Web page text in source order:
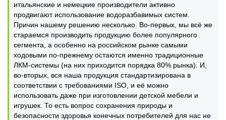
итальянские и немецкие производители активно
продвигают использование водоразбавимых систем.
Причин нашему решению несколько. Во-первых, мы всё же
стараемся производить продукцию более популярного
сегмента, а особенно на российском рынке самыми
ходовыми по-прежнему остаются именно традиционные
ЛКМ-системы (на них приходится порядка 80% рынка). И,
во-вторых, вся наша продукция стандартизирована в
соответствии с требованиями ISO, и её можно
использовать даже при изготовлении детской мебели и
игрушек. То есть вопрос сохранения природы и
безопасности здоровья конечных потребителей для нас не